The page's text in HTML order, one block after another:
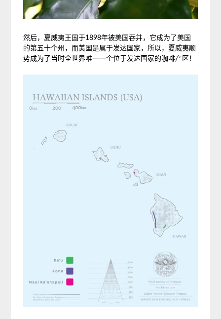
然后，夏威夷王国于1898年被美国吞并，它成为了美国
的第五十个州，而美国是属于发达国家，所以，夏威夷顺
势成为了当时全世界唯一一个位于发达国家的咖啡产区！